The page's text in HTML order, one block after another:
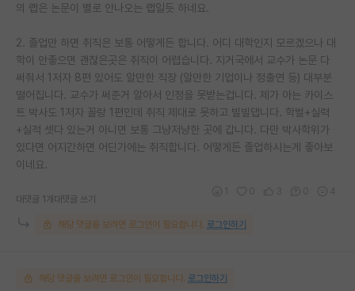
의 랩은 논문이 별로 안나오는 랩일듯 하네요.
2. 졸업만 하면 취직은 보통 어떻게든 합니다. 어디 대학인지 모르겠으나 대
학이 안좋으면 괜찮은곳은 취직이 어렵습니다. 지거국에서 교수가 논문 다
써줘서 1저자 8편 있어도 알만한 직장 (알만한 기업이나 정출연 등) 대부분
떨어집니다. 교수가 써준거 알아서 인정을 못받는겁니다. 제가 아는 카이스
트 박사도 1저자 꼴랑 1편인데 취직 제대로 못하고 빌빌댑니다. 학벌+실력
+실적 셋다 있는거 아니면 보통 그냥저냥한 곳에 갑니다. 다만 박사학위가
있다면 어지간하면 어딘가에는 취직합니다. 어떻게든 졸업하시는게 좋아보
이네요.
대댓글 1개 대댓글 쓰기
해당 댓글을 보려면 로그인이 필요합니다. 로그인하기
해당 댓글을 보려면 로그인이 필요합니다. 로그인하기